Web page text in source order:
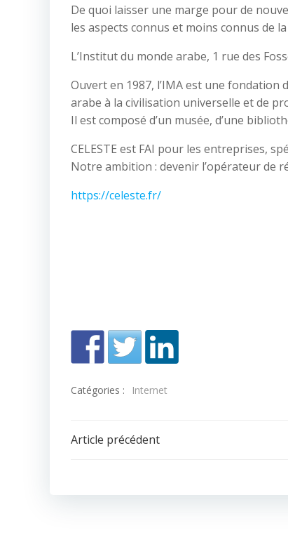
De quoi laisser une marge pour de
les aspects connus et moins connus de
L’Institut du monde arabe, 1 rue des
Ouvert en 1987, l’IMA est une
arabe à la civilisation universelle et de
Il est composé d’un musée, d’une
CELESTE est FAI pour les entreprises,
Notre ambition : devenir l’opérateur de
https://celeste.fr/
Catégories : Internet
Navigation
Article précédent